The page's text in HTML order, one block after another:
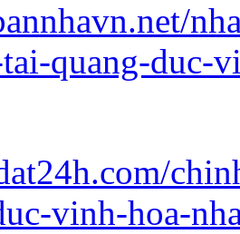
quang-duc-
vinh-hoa-